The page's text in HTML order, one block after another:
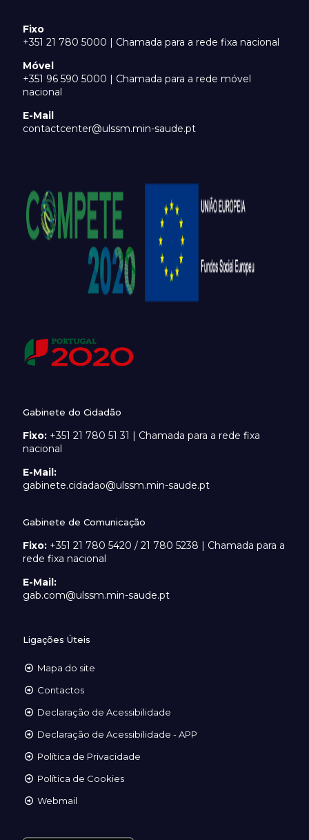
Fixo
+351 21 780 5000 | Chamada para a rede fixa nacional
Móvel
+351 96 590 5000 | Chamada para a rede móvel
nacional
E-Mail
contactcenter@ulssm.min-saude.pt
Gabinete do Cidadão
Fixo: +351 21 780 51 31 | Chamada para a rede fixa
nacional
E-Mail:
gabinete.cidadao@ulssm.min-saude.pt
Gabinete de Comunicação
Fixo: +351 21 780 5420 / 21 780 5238 | Chamada para a
rede fixa nacional
E-Mail:
gab.com@ulssm.min-saude.pt
Ligações Úteis
Mapa do site
Contactos
Declaração de Acessibilidade
Declaração de Acessibilidade - APP
Política de Privacidade
Política de Cookies
Webmail